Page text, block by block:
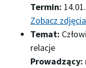
Termin:
Zobacz
Temat:
relacje
Prowadzący: